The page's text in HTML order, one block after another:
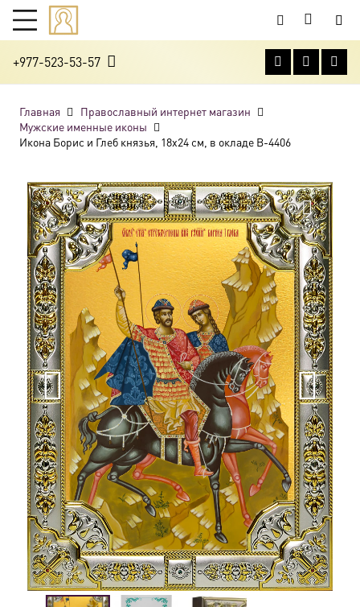
+977-523-53-57
Главная
Православный интернет магазин
Мужские именные иконы
Икона Борис и Глеб князья, 18х24 см, в окладе B-4406